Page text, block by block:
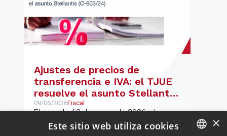
Ajustes de precios de
transferencia e IVA: el TJUE
resuelve el asunto Stellantis
(C-603/24)
09/06/2026Fiscal
El pasado 13 de mayo de 2026, el
Tribunal de Justicia de la Unión Europea
×
Este sitio web utiliza cookies